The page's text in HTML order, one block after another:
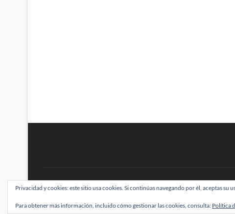
BRAINSTOMPING| Diseñado por:Theme Freesia|WordPress| © Todos
Privacidad y cookies: este sitio usa cookies. Si continúas navegando por él, aceptas su
Para obtener más información, incluido cómo gestionar las cookies, consulta: Política